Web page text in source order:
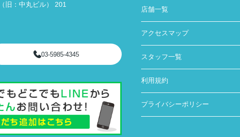
旧：中丸ビル） 201
03-5985-4345
店舗一覧
アクセスマップ
スタッフ一覧
利用規約
プライバシーポリシー